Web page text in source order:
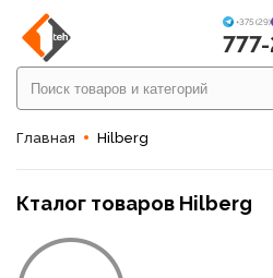
+375 (29)
Главная Hilberg
Кталог товаров Hilberg